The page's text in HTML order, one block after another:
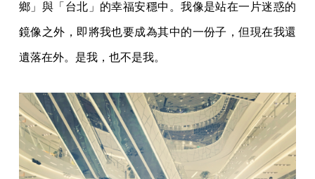
鄉」與「台北」的幸福安穩中。我像是站在一片迷惑的
鏡像之外，即將我也要成為其中的一份子，但現在我還
遺落在外。是我，也不是我。